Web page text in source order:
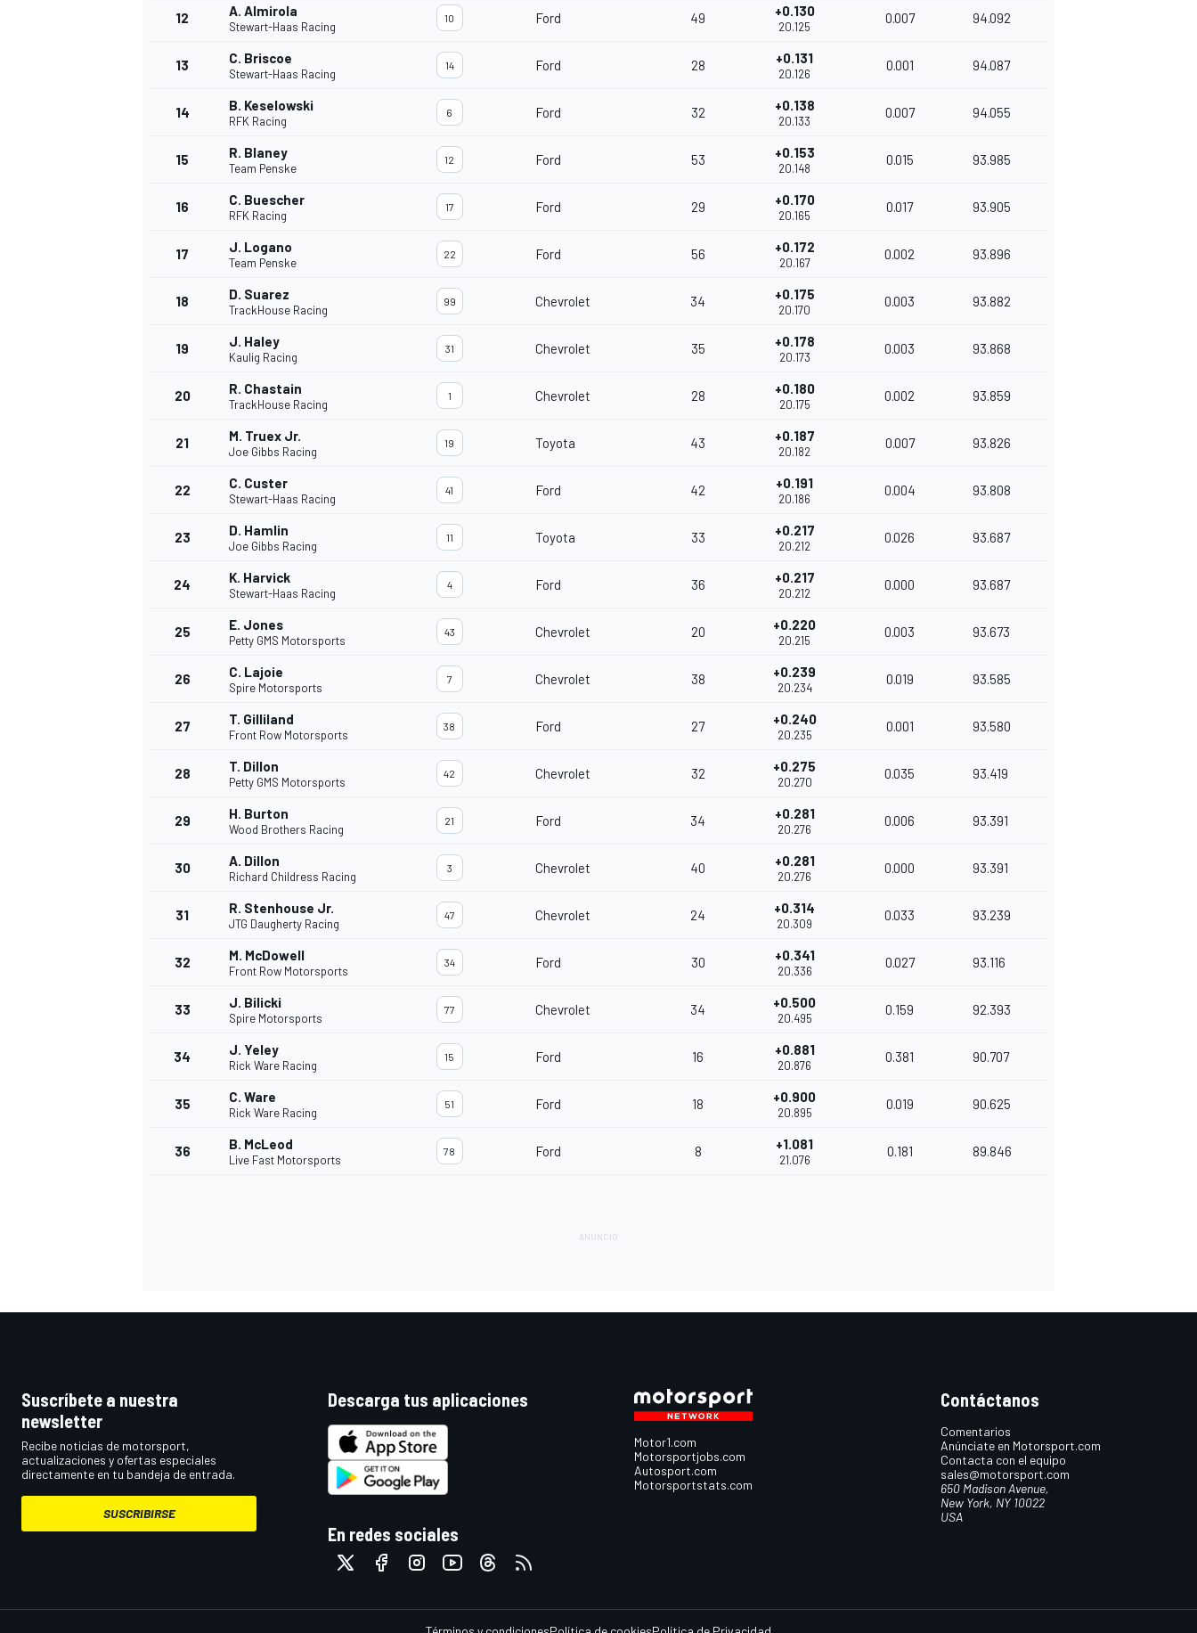
MÁS CATEGORÍAS
12 A. Almirola
Stewart-Haas Racing
10 Ford 49 +0.130
20.125
0.007 94.092
13 C. Briscoe
Stewart-Haas Racing
14 Ford 28 +0.131
20.126
0.001 94.087
14 B. Keselowski
RFK Racing
6 Ford 32 +0.138
20.133
0.007 94.055
15 R. Blaney
Team Penske
12 Ford 53 +0.153
20.148
0.015 93.985
16 C. Buescher
RFK Racing
17 Ford 29 +0.170
20.165
0.017 93.905
17 J. Logano
Team Penske
22 Ford 56 +0.172
20.167
0.002 93.896
18 D. Suarez
TrackHouse Racing
99 Chevrolet 34 +0.175
20.170
0.003 93.882
19 J. Haley
Kaulig Racing
31 Chevrolet 35 +0.178
20.173
0.003 93.868
20 R. Chastain
TrackHouse Racing
1 Chevrolet 28 +0.180
20.175
0.002 93.859
21 M. Truex Jr.
Joe Gibbs Racing
19 Toyota 43 +0.187
20.182
0.007 93.826
22 C. Custer
Stewart-Haas Racing
41 Ford 42 +0.191
20.186
0.004 93.808
23 D. Hamlin
Joe Gibbs Racing
11 Toyota 33 +0.217
20.212
0.026 93.687
24 K. Harvick
Stewart-Haas Racing
4 Ford 36 +0.217
20.212
0.000 93.687
25 E. Jones
Petty GMS Motorsports
43 Chevrolet 20 +0.220
20.215
0.003 93.673
26 C. Lajoie
Spire Motorsports
7 Chevrolet 38 +0.239
20.234
0.019 93.585
27 T. Gilliland
Front Row Motorsports
38 Ford 27 +0.240
20.235
0.001 93.580
28 T. Dillon
Petty GMS Motorsports
42 Chevrolet 32 +0.275
20.270
0.035 93.419
29 H. Burton
Wood Brothers Racing
21 Ford 34 +0.281
20.276
0.006 93.391
30 A. Dillon
Richard Childress Racing
3 Chevrolet 40 +0.281
20.276
0.000 93.391
31 R. Stenhouse Jr.
JTG Daugherty Racing
47 Chevrolet 24 +0.314
20.309
0.033 93.239
32 M. McDowell
Front Row Motorsports
34 Ford 30 +0.341
20.336
0.027 93.116
33 J. Bilicki
Spire Motorsports
77 Chevrolet 34 +0.500
20.495
0.159 92.393
34 J. Yeley
Rick Ware Racing
15 Ford 16 +0.881
20.876
0.381 90.707
35 C. Ware
Rick Ware Racing
51 Ford 18 +0.900
20.895
0.019 90.625
36 B. McLeod
Live Fast Motorsports
78 Ford 8 +1.081
21.076
0.181 89.846
Suscríbete a nuestra
newsletter
Recibe noticias de motorsport,
actualizaciones y ofertas especiales
directamente en tu bandeja de entrada.
SUSCRIBIRSE
Descarga tus aplicaciones
En redes sociales
Motor1.com
Motorsportjobs.com
Autosport.com
Motorsportstats.com
Contáctanos
Comentarios
Anúnciate en Motorsport.com
Contacta con el equipo
sales@motorsport.com
650 Madison Avenue,
New York, NY 10022
USA